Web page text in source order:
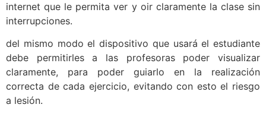
internet que le permita ver y oir claramente la clase sin
interrupciones.
del mismo modo el dispositivo que usará el estudiante
debe permitirles a las profesoras poder visualizar
claramente, para poder guiarlo en la realización
correcta de cada ejercicio, evitando con esto el riesgo
a lesión.